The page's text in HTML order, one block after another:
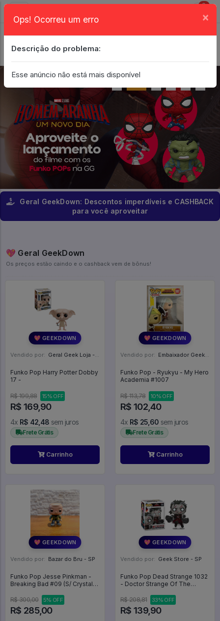
0
Geral GeekDown: Descontos imperdíveis e CASHBACK
para você aproveitar
💖 Geral GeekDown
Os preços estão caindo e o cashback vem de bônus!
💖 GEEKDOWN
Vendido por: Geral Geek Loja - SP
Funko Pop Harry Potter Dobby
17 -
R$ 199,88 15% OFF
R$ 169,90
4x R$ 42,48 sem juros
Frete Grátis
Carrinho
💖 GEEKDOWN
Vendido por: Embaixador Geek - SP
Funko Pop - Ryukyu - My Hero
Academia #1007
R$ 113,78 10% OFF
R$ 102,40
4x R$ 25,60 sem juros
Frete Grátis
Carrinho
💖 GEEKDOWN
Vendido por: Bazar do Bru - SP
Funko Pop Jesse Pinkman -
Breaking Bad #09 (S/ Crystal
R$ 300,00
5% OFF
R$ 285,00
💖 GEEKDOWN
Vendido por: Geek Store - SP
Funko Pop Dead Strange 1032
- Doctor Strange Of The
R$ 208,81
33% OFF
R$ 139,90
Ops! Ocorreu um erro ×
Descrição do problema:
Esse anúncio não está mais disponível